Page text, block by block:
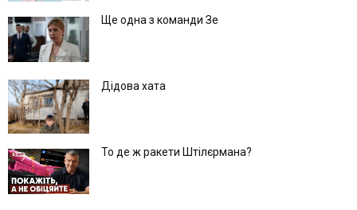
Ще одна з команди Зе
Дідова хата
То де ж ракети Штілєрмана?